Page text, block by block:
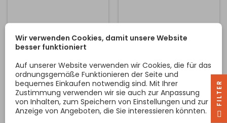
LACKIERT / WEISS
Halterung für Handlauf oder
Geländer, Montage mit
dem mitgelieferten Dorn
und Dübel.
Preis
12,60 €
In den Warenkorb
METALL / NICKEL MATT
Halterung für Handlauf oder
Geländer, Montage mit
dem mitgelieferten Dorn
und Dübel.
Preis
20,40 €
Wir verwenden Cookies, damit unsere Website
besser funktioniert
Auf unserer Website verwenden wir Cookies, die für das
ordnungsgemäße Funktionieren der Seite und
bequemes Einkaufen notwendig sind. Mit Ihrer
Zustimmung verwenden wir sie auch zur Anpassung
von Inhalten, zum Speichern von Einstellungen und zur
Anzeige von Angeboten, die Sie interessieren könnten.
R